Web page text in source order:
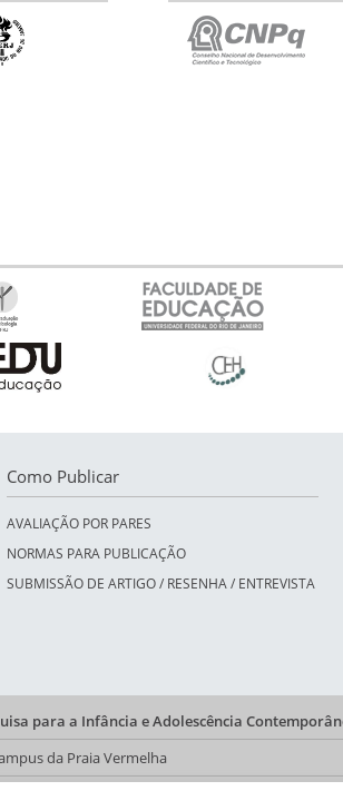
Como Publicar
AVALIAÇÃO POR PARES
NORMAS PARA PUBLICAÇÃO
SUBMISSÃO DE ARTIGO / RESENHA / ENTREVISTA
para a Infância e Adolescência
da Praia Vermelha